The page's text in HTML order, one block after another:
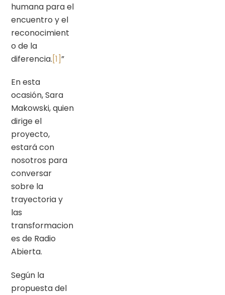
humana para el
encuentro y el
reconocimient
o de la
diferencia.[1]”
En esta
ocasión, Sara
Makowski, quien
dirige el
proyecto,
estará con
nosotros para
conversar
sobre la
trayectoria y
las
transformacion
es de Radio
Abierta.
Según la
propuesta del